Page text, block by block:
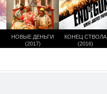
НОВЫЕ ДЕНЬГИ
(2017)
КОНЕЦ СТВОЛА
(2016)